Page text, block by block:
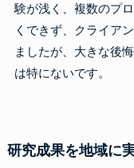
験が浅く、複数のプ
くできず、クライア
ましたが、大きな後
は特にないです。
研究成果を地域に